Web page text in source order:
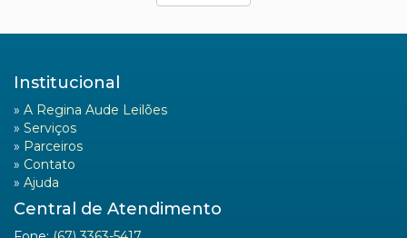
Institucional
» A Regina Aude Leilões
» Serviços
» Parceiros
» Contato
» Ajuda
Central de Atendimento